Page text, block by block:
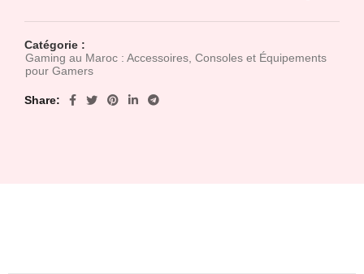
Catégorie :
Gaming au Maroc : Accessoires, Consoles et Équipements
pour Gamers
Share